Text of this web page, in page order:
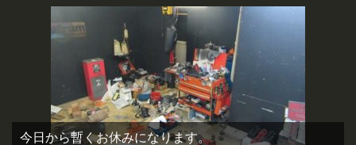
今日から暫くお休みになります。